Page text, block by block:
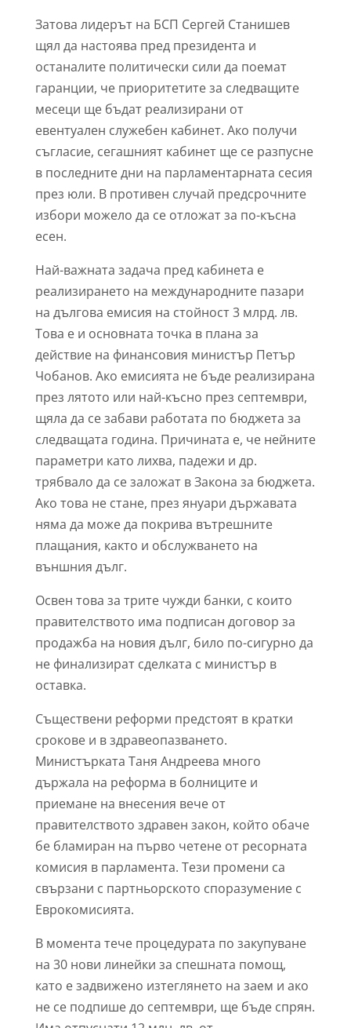
Затова лидерът на БСП Сергей Станишев
щял да настоява пред президента и
останалите политически сили да поемат
гаранции, че приоритетите за следващите
месеци ще бъдат реализирани от
евентуален служебен кабинет. Ако получи
съгласие, сегашният кабинет ще се разпусне
в последните дни на парламентарната сесия
през юли. В противен случай предсрочните
избори можело да се отложат за по-късна
есен.
Най-важната задача пред кабинета е
реализирането на международните пазари
на дългова емисия на стойност 3 млрд. лв.
Това е и основната точка в плана за
действие на финансовия министър Петър
Чобанов. Ако емисията не бъде реализирана
през лятото или най-късно през септември,
щяла да се забави работата по бюджета за
следващата година. Причината е, че нейните
параметри като лихва, падежи и др.
трябвало да се заложат в Закона за бюджета.
Ако това не стане, през януари държавата
няма да може да покрива вътрешните
плащания, както и обслужването на
външния дълг.
Освен това за трите чужди банки, с които
правителството има подписан договор за
продажба на новия дълг, било по-сигурно да
не финализират сделката с министър в
оставка.
Съществени реформи предстоят в кратки
срокове и в здравеопазването.
Министърката Таня Андреева много
държала на реформа в болниците и
приемане на внесения вече от
правителството здравен закон, който обаче
бе бламиран на първо четене от ресорната
комисия в парламента. Тези промени са
свързани с партньорското споразумение с
Еврокомисията.
В момента тече процедурата по закупуване
на 30 нови линейки за спешната помощ,
като е задвижено изтеглянето на заем и ако
не се подпише до септември, ще бъде спрян.